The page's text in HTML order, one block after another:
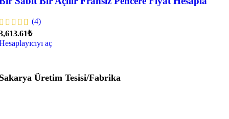
(4)
aç
Üretim Tesisi/Fabrika